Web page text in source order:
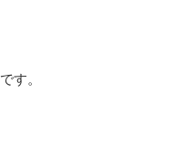
です。